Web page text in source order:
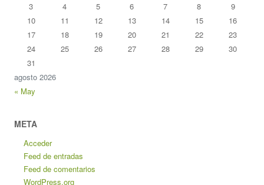
agosto 2026
3
4 5 6 7 8
9
10
11 12 13 14 15
16
17
18 19 20 21 22
23
24
25 26 27 28 29
30
31
« May
META
Acceder
Feed de entradas
Feed de comentarios
WordPress.org